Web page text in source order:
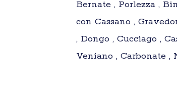
Bernate , Porlezza ,
con Cassano ,
, Dongo , Cucciago ,
Veniano , Carbonate ,